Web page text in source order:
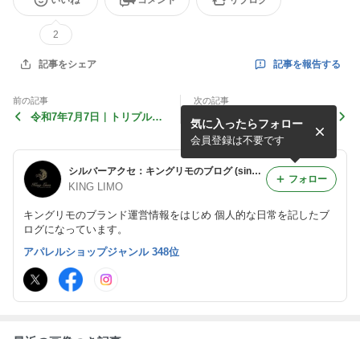
2
記事をシェア 記事を報告する
前の記事
令和7年7月7日｜トリプルセ
次の記事
【NEW】Galaxy Bracelet
シルバーアクセ：キングリモのブログ (since2008)
KING LIMO
キングリモのブランド運営情報をはじめ 個人的な日常を記したブ
ログになっています。
気に入ったらフォロー
会員登録は不要です
フォロー
アパレルショップジャンル 348位